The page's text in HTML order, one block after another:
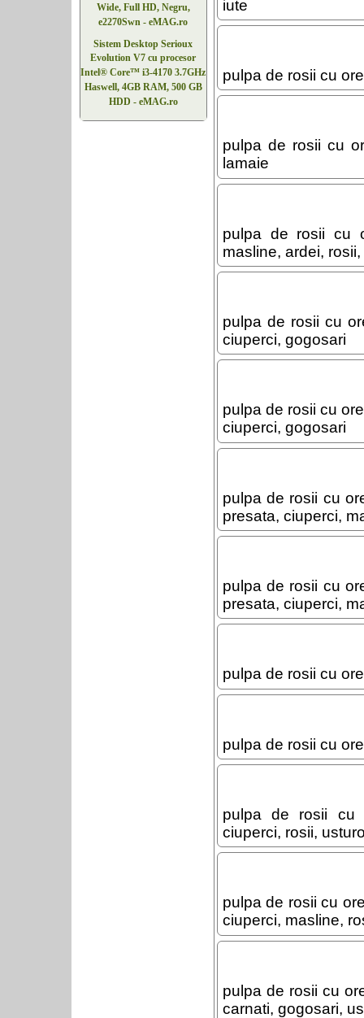
Wide, Full HD, Negru,
e2270Swn - eMAG.ro
Sistem Desktop Serioux
Evolution V7 cu procesor
Intel® Core™ i3-4170 3.7GHz
Haswell, 4GB RAM, 500 GB
HDD - eMAG.ro
iute
pulpa de rosii cu
pulpa de rosii cu
lamaie
pulpa de rosii cu
masline, ardei,
pulpa de rosii cu
ciuperci, gogosari
pulpa de rosii cu
ciuperci, gogosari
pulpa de rosii cu
presata, ciuperci,
pulpa de rosii cu
presata, ciuperci,
pulpa de rosii cu
pulpa de rosii cu
pulpa de rosii cu
ciuperci, rosii,
pulpa de rosii cu
ciuperci, masline,
pulpa de rosii cu
carnati, gogosari,